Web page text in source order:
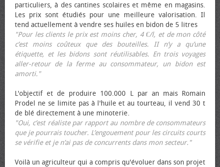
particuliers, à des cantines scolaires et même en magasins.
Les prix sont étudiés pour une meilleure valorisation. Il
tend actuellement à vendre ses huiles en bidon de 5 litres
"Pour les clients le prix est moins cher, 4 €/l, et de mon côté
c’est moins coûteux que des bouteilles. II n’y a qu’une
étiquette, et les bidons sont réutilisables. En trois voyages
aller-retour de la ferme au consommateur, un bidon est
amorti."
L'objectif et de produire 100.000 L par an mais Romain
Prodel ne se limite pas à l'huile et au tourteau, il vend 30 t
de blé directement à une minoterie.
"Oui, c’est réaliste par rapport au nombre de consommateurs
que je pourrais toucher. L’engouement pour les circuits courts
se vérifie et je n’ai pas de concurrents dans mon secteur."
Voilà un agriculteur qui a compris qu'évoluer dans son projet